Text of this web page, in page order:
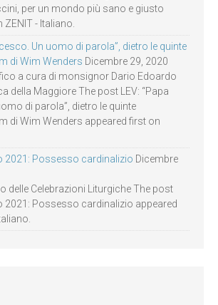
per un mondo più sano e giusto
- Italiano.
Un uomo di parola”, dietro le quinte
di Wim Wenders Dicembre 29, 2020
a cura di monsignor Dario Edoardo
della Maggiore The post LEV: “Papa
di parola”, dietro le quinte
di Wim Wenders appeared first on
2021: Possesso cardinalizio Dicembre
delle Celebrazioni Liturgiche The post
2021: Possesso cardinalizio appeared